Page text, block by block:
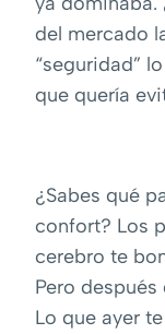
del mercado
“seguridad”
que quería
¿Sabes qué
confort? Los
cerebro te
Pero
Lo que ayer